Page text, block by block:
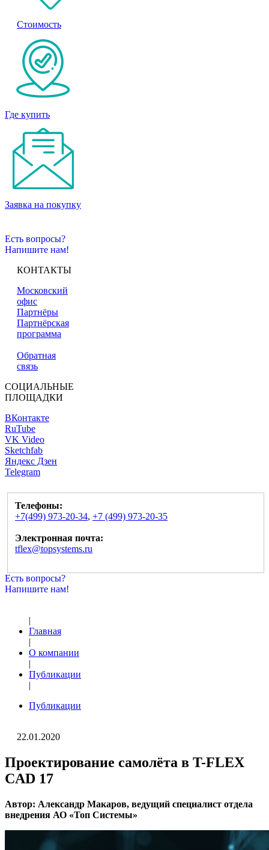
Стоимость
Где купить
Заявка на покупку
Есть вопросы?
Напишите нам!
КОНТАКТЫ
Московский
офис
Партнёры
Партнёрская
программа
Обратная
связь
СОЦИАЛЬНЫЕ
ПЛОЩАДКИ
ВКонтакте
RuTube
VK Video
Sketchfab
Яндекс Дзен
Telegram
Телефоны:
+7(499) 973-20-34, +7 (499) 973-20-35
Электронная почта:
tflex@topsystems.ru
Есть вопросы?
Напишите нам!
|
Главная
|
О компании
|
Публикации
|
Публикации
22.01.2020
Проектирование самолёта в T-FLEX
CAD 17
Автор: Александр Макаров, ведущий специалист отдела
внедрения АО «Топ Системы»